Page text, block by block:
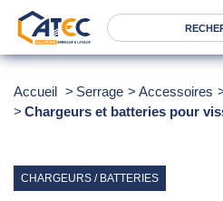
Accueil Serrage Accessoires
Chargeurs et batteries pour
CHARGEURS / BATTERIES